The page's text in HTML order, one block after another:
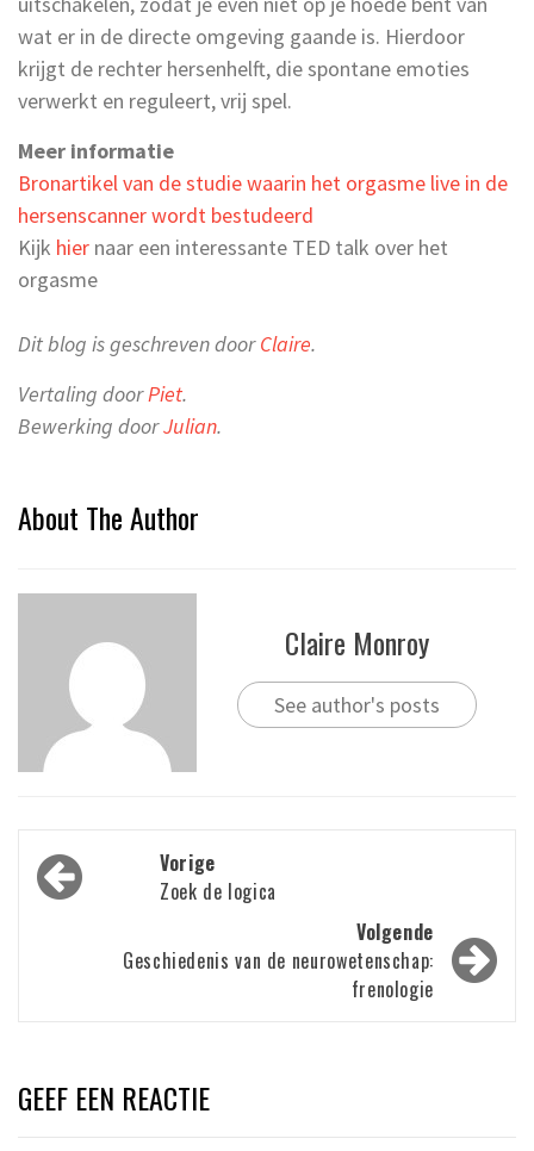
wat er in de directe omgeving gaande is. Hierdoor
krijgt de rechter hersenhelft, die spontane emoties
verwerkt en reguleert, vrij spel.
Meer informatie
Bronartikel van de studie waarin het orgasme live in de
hersenscanner wordt bestudeerd
Kijk hier naar een interessante TED talk over het
orgasme
Dit blog is geschreven doorClaire.
Vertaling doorPiet.
Bewerking doorJulian.
About The Author
Claire Monroy
See author's posts
Bericht
navigatie
Vorige
Zoek de logica
Volgende
Geschiedenis van de neurowetenschap:
frenologie
GEEF EEN REACTIE